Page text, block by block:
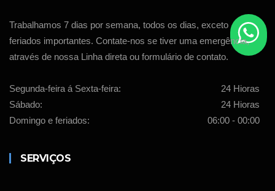
Trabalhamos 7 dias por semana, todos os dias, exceto
feriados importantes. Contate-nos se tiver uma emergência,
através de nossa Linha direta ou formulário de contato.
Segunda-feira á Sexta-feira:
24 Hioras
Sábado:
24 Hioras
Domingo e feriados:
06:00 - 00:00
SERVIÇOS